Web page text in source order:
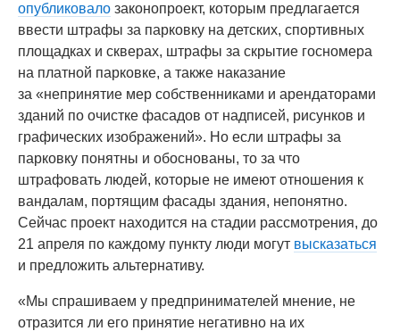
опубликовало законопроект, которым предлагается
ввести штрафы за парковку на детских, спортивных
площадках и скверах, штрафы за скрытие госномера
на платной парковке, а также наказание
за «непринятие мер собственниками и арендаторами
зданий по очистке фасадов от надписей, рисунков и
графических изображений». Но если штрафы за
парковку понятны и обоснованы, то за что
штрафовать людей, которые не имеют отношения к
вандалам, портящим фасады здания, непонятно.
Сейчас проект находится на стадии рассмотрения, до
21 апреля по каждому пункту люди могут высказаться
и предложить альтернативу.
«Мы спрашиваем у предпринимателей мнение, не
отразится ли его принятие негативно на их